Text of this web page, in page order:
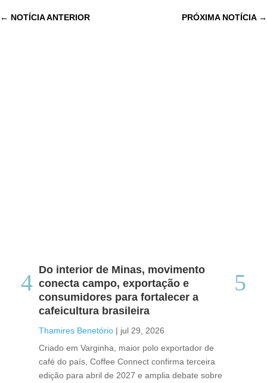
← NOTÍCIA ANTERIOR PRÓXIMA NOTÍCIA→
Do interior de Minas, movimento
conecta campo, exportação e
consumidores para fortalecer a
cafeicultura brasileira
Thamires Benetório | jul 29, 2026
Criado em Varginha, maior polo exportador de
café do país, Coffee Connect confirma terceira
edição para abril de 2027 e amplia debate sobre